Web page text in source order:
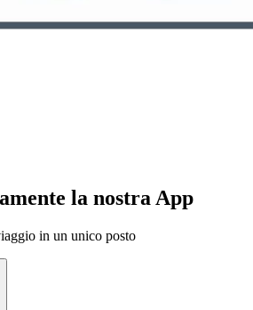
la nostra App
in un unico posto